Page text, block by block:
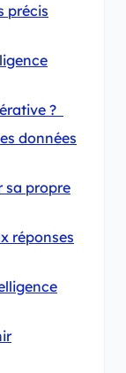
précis
?
données
sa propre
réponses